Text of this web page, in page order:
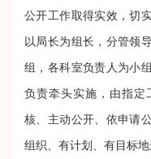
公开工作取得实效，切
以局长为组长，分管领
组，各科室负责人为小
负责牵头实施，由指定
核、主动公开、依申请
组织、有计划、有目标地